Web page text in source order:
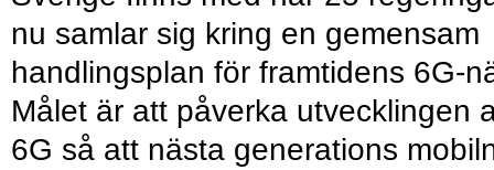
nu samlar sig kring en gemensam
handlingsplan för framtidens 6G-
Målet är att påverka utvecklingen
6G så att nästa generations